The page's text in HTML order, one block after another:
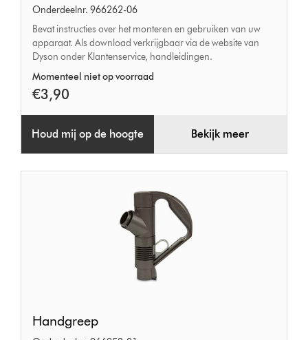
Onderdeelnr. 966262-06
Bevat instructies over het monteren en gebruiken van uw
apparaat. Als download verkrijgbaar via de website van
Dyson onder Klantenservice, handleidingen.
Momenteel niet op voorraad
€3,90
Houd mij op de hoogte Bekijk meer
Handgreep